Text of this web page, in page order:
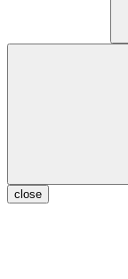
close